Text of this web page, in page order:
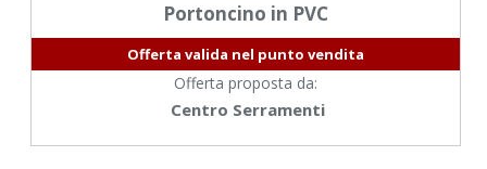
Portoncino in PVC
Offerta valida nel punto vendita
Offerta proposta da:
Centro Serramenti